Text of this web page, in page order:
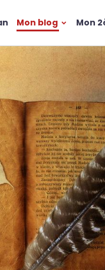
Mon blog Mon